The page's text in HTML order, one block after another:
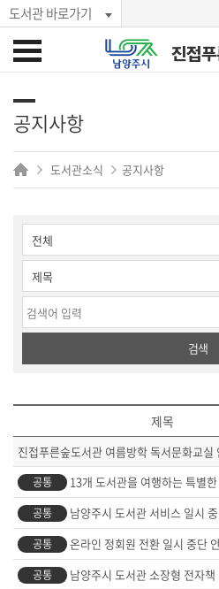
도서관 바로가기
진접
공지사항
도서관소식 공지사항
검색
제목
진접푸른숲도서관 여름방학 독서문화교실
공통 13개 도서관을 여행하는 특별한 미션! 2026 도서관 스탬프투
공통 남양주시 도서관 서비스 일시
공통 온라인 정회원 전환 일시 중단
공통 남양주시 도서관 소장형 전자책 및 오디